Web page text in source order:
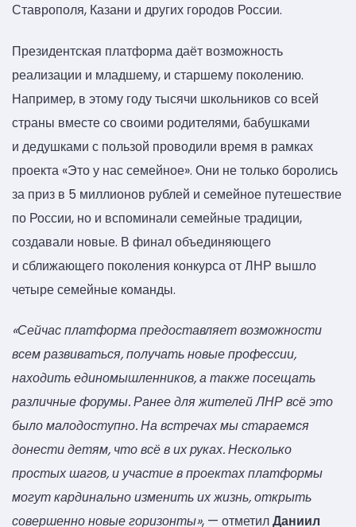
Ставрополя, Казани и других городов России.
Президентская платформа даёт возможность
реализации и младшему, и старшему поколению.
Например, в этому году тысячи школьников со всей
страны вместе со своими родителями, бабушками
и дедушками с пользой проводили время в рамках
проекта «Это у нас семейное». Они не только боролись
за приз в 5 миллионов рублей и семейное путешествие
по России, но и вспоминали семейные традиции,
создавали новые. В финал объединяющего
и сближающего поколения конкурса от ЛНР вышло
четыре семейные команды.
«Сейчас платформа предоставляет возможности
всем развиваться, получать новые профессии,
находить единомышленников, а также посещать
различные форумы. Ранее для жителей ЛНР всё это
было малодоступно. На встречах мы стараемся
донести детям, что всё в их руках. Несколько
простых шагов, и участие в проектах платформы
могут кардинально изменить их жизнь, открыть
совершенно новые горизонты», — отметилДаниил